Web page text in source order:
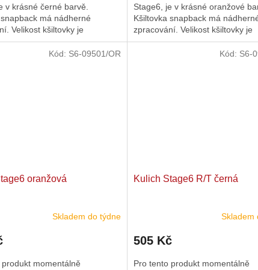
v krásné černé barvě.
má nádherné
Velikost kšiltovky je
Stage6, je v krásné oranžové
Kšiltovka snapback má
zpracování. Velikost kšiltovky je
nastavitelná.
oranžová
Skladem do týdne
momentálně
Kód: S6-09501/OR
Kulich Stage6 R/T černá
Skladem
505 Kč
Pro tento produkt momentálně
Kód: S6-